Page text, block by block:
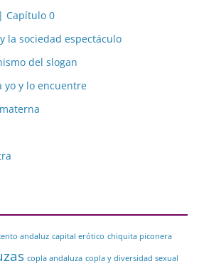
Capítulo 0
la sociedad espectáculo
del slogan
yo y lo encuentre
andaluz capital erótico chiquita piconera
copla andaluza copla y diversidad sexual